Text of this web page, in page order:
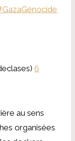
6
au sens
organisées